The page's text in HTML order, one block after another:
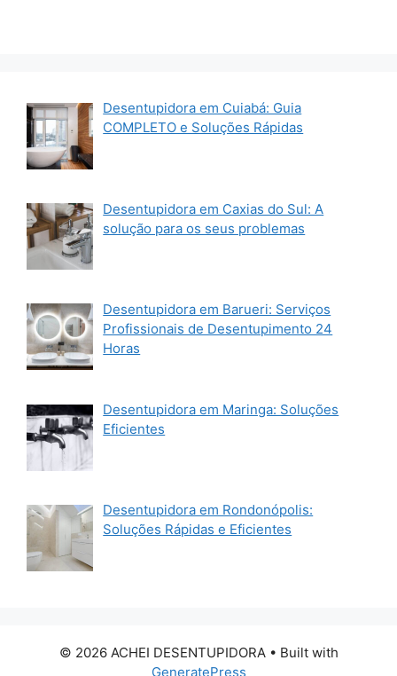
Desentupidora em Cuiabá: Guia
COMPLETO e Soluções Rápidas
Desentupidora em Caxias do Sul: A
solução para os seus problemas
Desentupidora em Barueri: Serviços
Profissionais de Desentupimento 24
Horas
Desentupidora em Maringa: Soluções
Eficientes
Desentupidora em Rondonópolis:
Soluções Rápidas e Eficientes
© 2026 ACHEI DESENTUPIDORA• Built with
GeneratePress